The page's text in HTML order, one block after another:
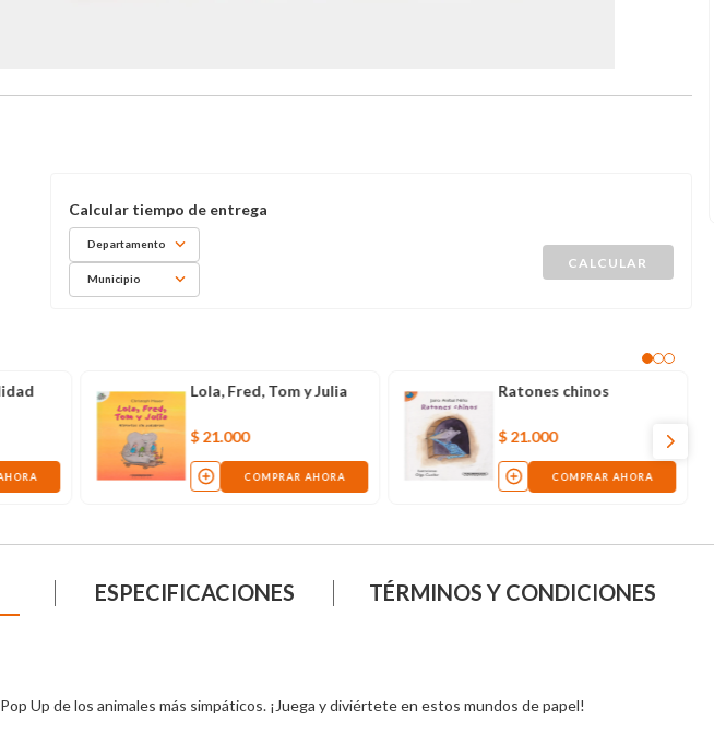
Departamento
Municipio
Lola, Fred, Tom y Julia
$ 21.000
COMPRAR AHORA
Ratones chinos
$ 21.000
COMPRAR AHORA
ESPECIFICACIONES TÉRMINOS Y CONDICIONES
Up de los animales más simpáticos. ¡Juega y diviértete en estos mundos de papel!